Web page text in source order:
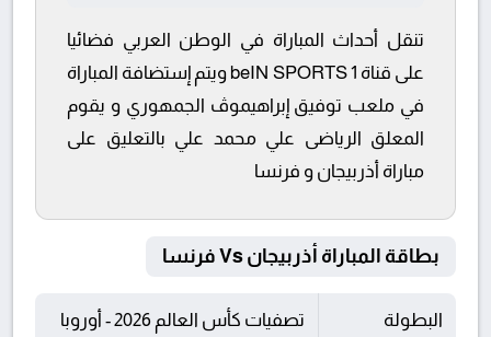
تنقل أحداث المباراة في الوطن العربي فضائيا
على قناة beIN SPORTS 1 ويتم إستضافة المباراة
في ملعب توفيق إبراهيموڤ الجمهوري و يقوم
المعلق الرياضى علي محمد علي بالتعليق على
مباراة أذربيجان و فرنسا
بطاقة المباراة أذربيجان Vs فرنسا
البطولة تصفيات كأس العالم 2026 - أوروبا